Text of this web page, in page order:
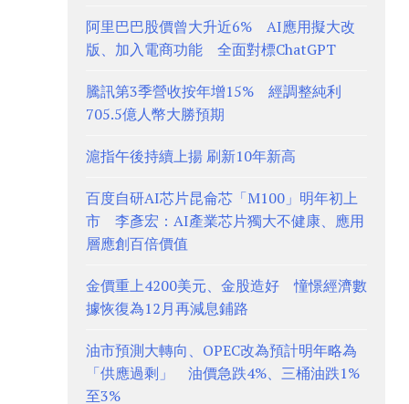
阿里巴巴股價曾大升近6% AI應用擬大改
版、加入電商功能 全面對標ChatGPT
騰訊第3季營收按年增15% 經調整純利
705.5億人幣大勝預期
滬指午後持續上揚 刷新10年新高
百度自研AI芯片昆侖芯「M100」明年初上
市 李彥宏：AI產業芯片獨大不健康、應用
層應創百倍價值
金價重上4200美元、金股造好 憧憬經濟數
據恢復為12月再減息鋪路
油市預測大轉向、OPEC改為預計明年略為
「供應過剩」 油價急跌4%、三桶油跌1%
至3%